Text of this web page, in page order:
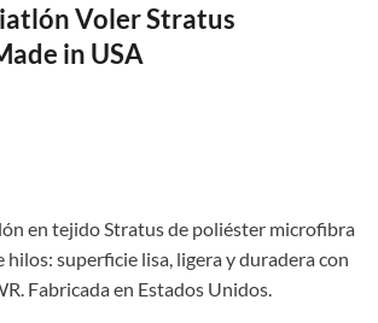
Voler Stratus
in USA
en tejido Stratus de poliéster microfibra
hilos: superficie lisa, ligera y duradera con
Fabricada en Estados Unidos.